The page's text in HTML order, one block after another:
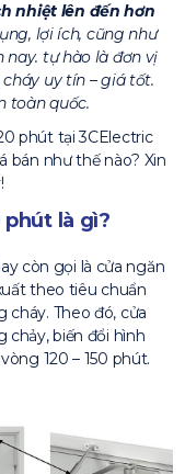
nhiệt lên đến hơn
lợi ích, cũng như
tự hào là đơn vị
uy tín – giá tốt.
toàn quốc.
phút tại 3CElectric
bán như thế nào? Xin
phút là gì?
còn gọi là cửa ngăn
theo tiêu chuẩn
cháy. Theo đó, cửa
biến đổi hình
120 – 150 phút.